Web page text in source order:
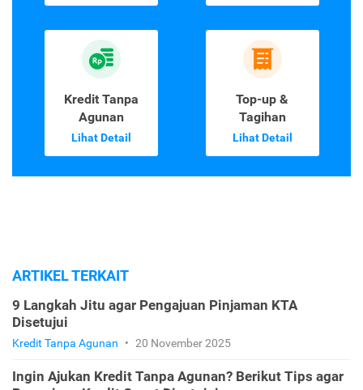
Kredit Tanpa
Agunan
Lihat Detail
Top-up &
Tagihan
Lihat Detail
ARTIKEL TERKAIT
9 Langkah Jitu agar Pengajuan Pinjaman KTA
Disetujui
Kredit Tanpa Agunan • 20 November 2025
Ingin Ajukan Kredit Tanpa Agunan? Berikut Tips agar